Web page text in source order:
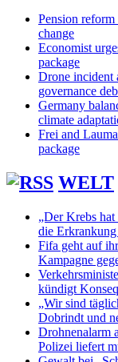
Pension
change
Economist
package
Drone incident
governance
Germany
climate
Frei and
package
WELT
„Der Krebs
die Erkrankung
Fifa geht auf
Kampagne
kündigt
„Wir sind
Dobrindt und
Drohnenalarm
Polizei liefert